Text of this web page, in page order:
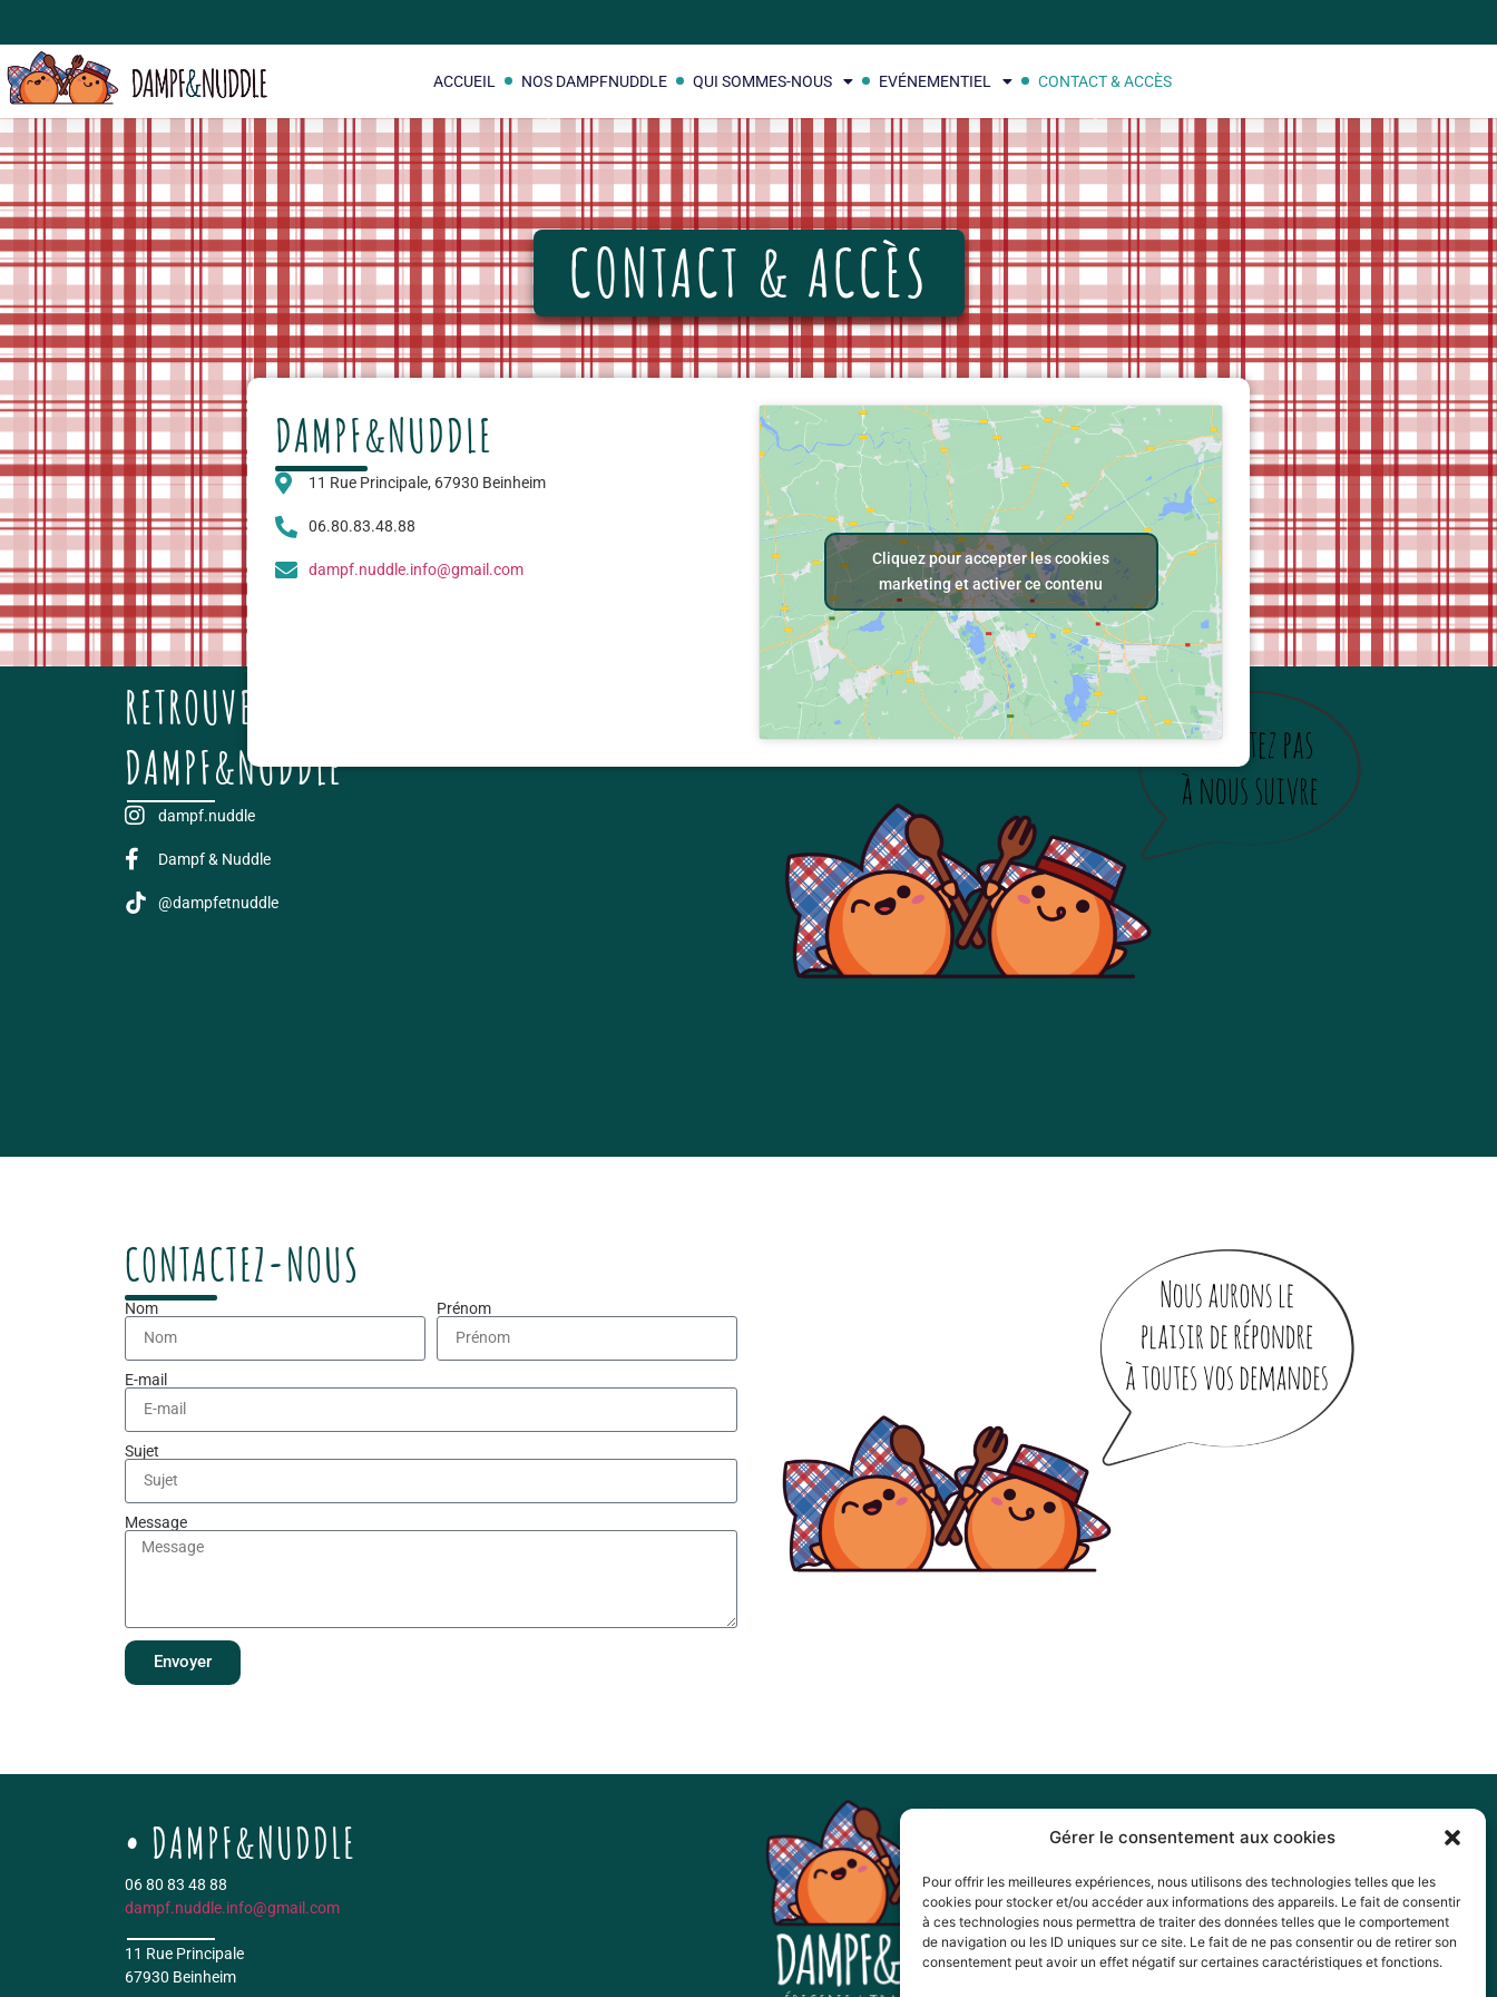
Gérer le consentement aux cookies
Pour offrir les meilleures expériences, nous utilisons des technologies telles que les
cookies pour stocker et/ou accéder aux informations des appareils. Le fait de consentir
à ces technologies nous permettra de traiter des données telles que le comportement
de navigation ou les ID uniques sur ce site. Le fait de ne pas consentir ou de retirer son
consentement peut avoir un effet négatif sur certaines caractéristiques et fonctions.
ACCUEIL NOS DAMPFNUDDLE QUI SOMMES-NOUS EVÉNEMENTIEL CONTACT & ACCÈS
CONTACT & ACCÈS
DAMPF&NUDDLE
11 Rue Principale, 67930 Beinheim
06.80.83.48.88
dampf.nuddle.info@gmail.com
Cliquez pour accepter les cookies
marketing et activer ce contenu
RETROUVEZ TOUTES LES AVENTURES DE
DAMPF&NUDDLE
dampf.nuddle
Dampf & Nuddle
@dampfetnuddle
CONTACTEZ-NOUS
Nom Prénom
E-mail
Sujet
Message
Envoyer
DAMPF&NUDDLE
06 80 83 48 88
dampf.nuddle.info@gmail.com
11 Rue Principale
67930 Beinheim